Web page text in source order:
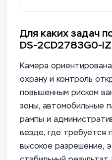
Для каких задач
DS-2CD2783G0-
Камера
охрану и контроль
повышенным риском
зоны, автомобильные
рампы и
везде, где требуется
высокое разрешение,